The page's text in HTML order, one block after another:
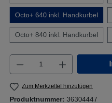
Octo+ 640 inkl. Handkurbel
Octo+ 840 inkl. Handkurbel
Produkt Anzahl: Gib
Zum Merkzettel hinzufügen
Produktnummer: 36304447